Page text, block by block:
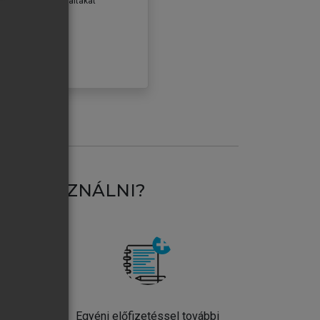
HASZNÁLNI?
Egyéni előfizetéssel további